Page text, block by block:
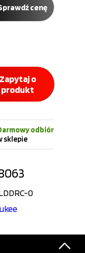
cenę
Zapytaj o
produkt
odbiór
sklepie
0